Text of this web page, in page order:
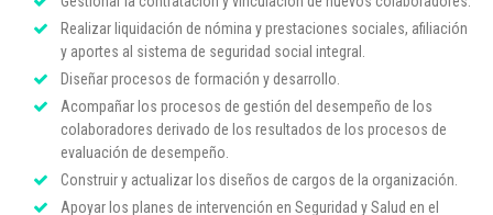
Realizar liquidación de nómina y prestaciones sociales, afiliación
y aportes al sistema de seguridad social integral.
Diseñar procesos de formación y desarrollo.
Acompañar los procesos de gestión del desempeño de los
colaboradores derivado de los resultados de los procesos de
evaluación de desempeño.
Construir y actualizar los diseños de cargos de la organización.
Apoyar los planes de intervención en Seguridad y Salud en el